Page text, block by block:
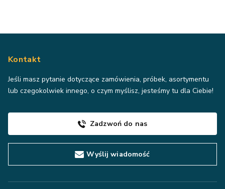
Kontakt
Jeśli masz pytanie dotyczące zamówienia, próbek, asortymentu
lub czegokolwiek innego, o czym myślisz, jesteśmy tu dla Ciebie!
Zadzwoń do nas
Wyślij wiadomość